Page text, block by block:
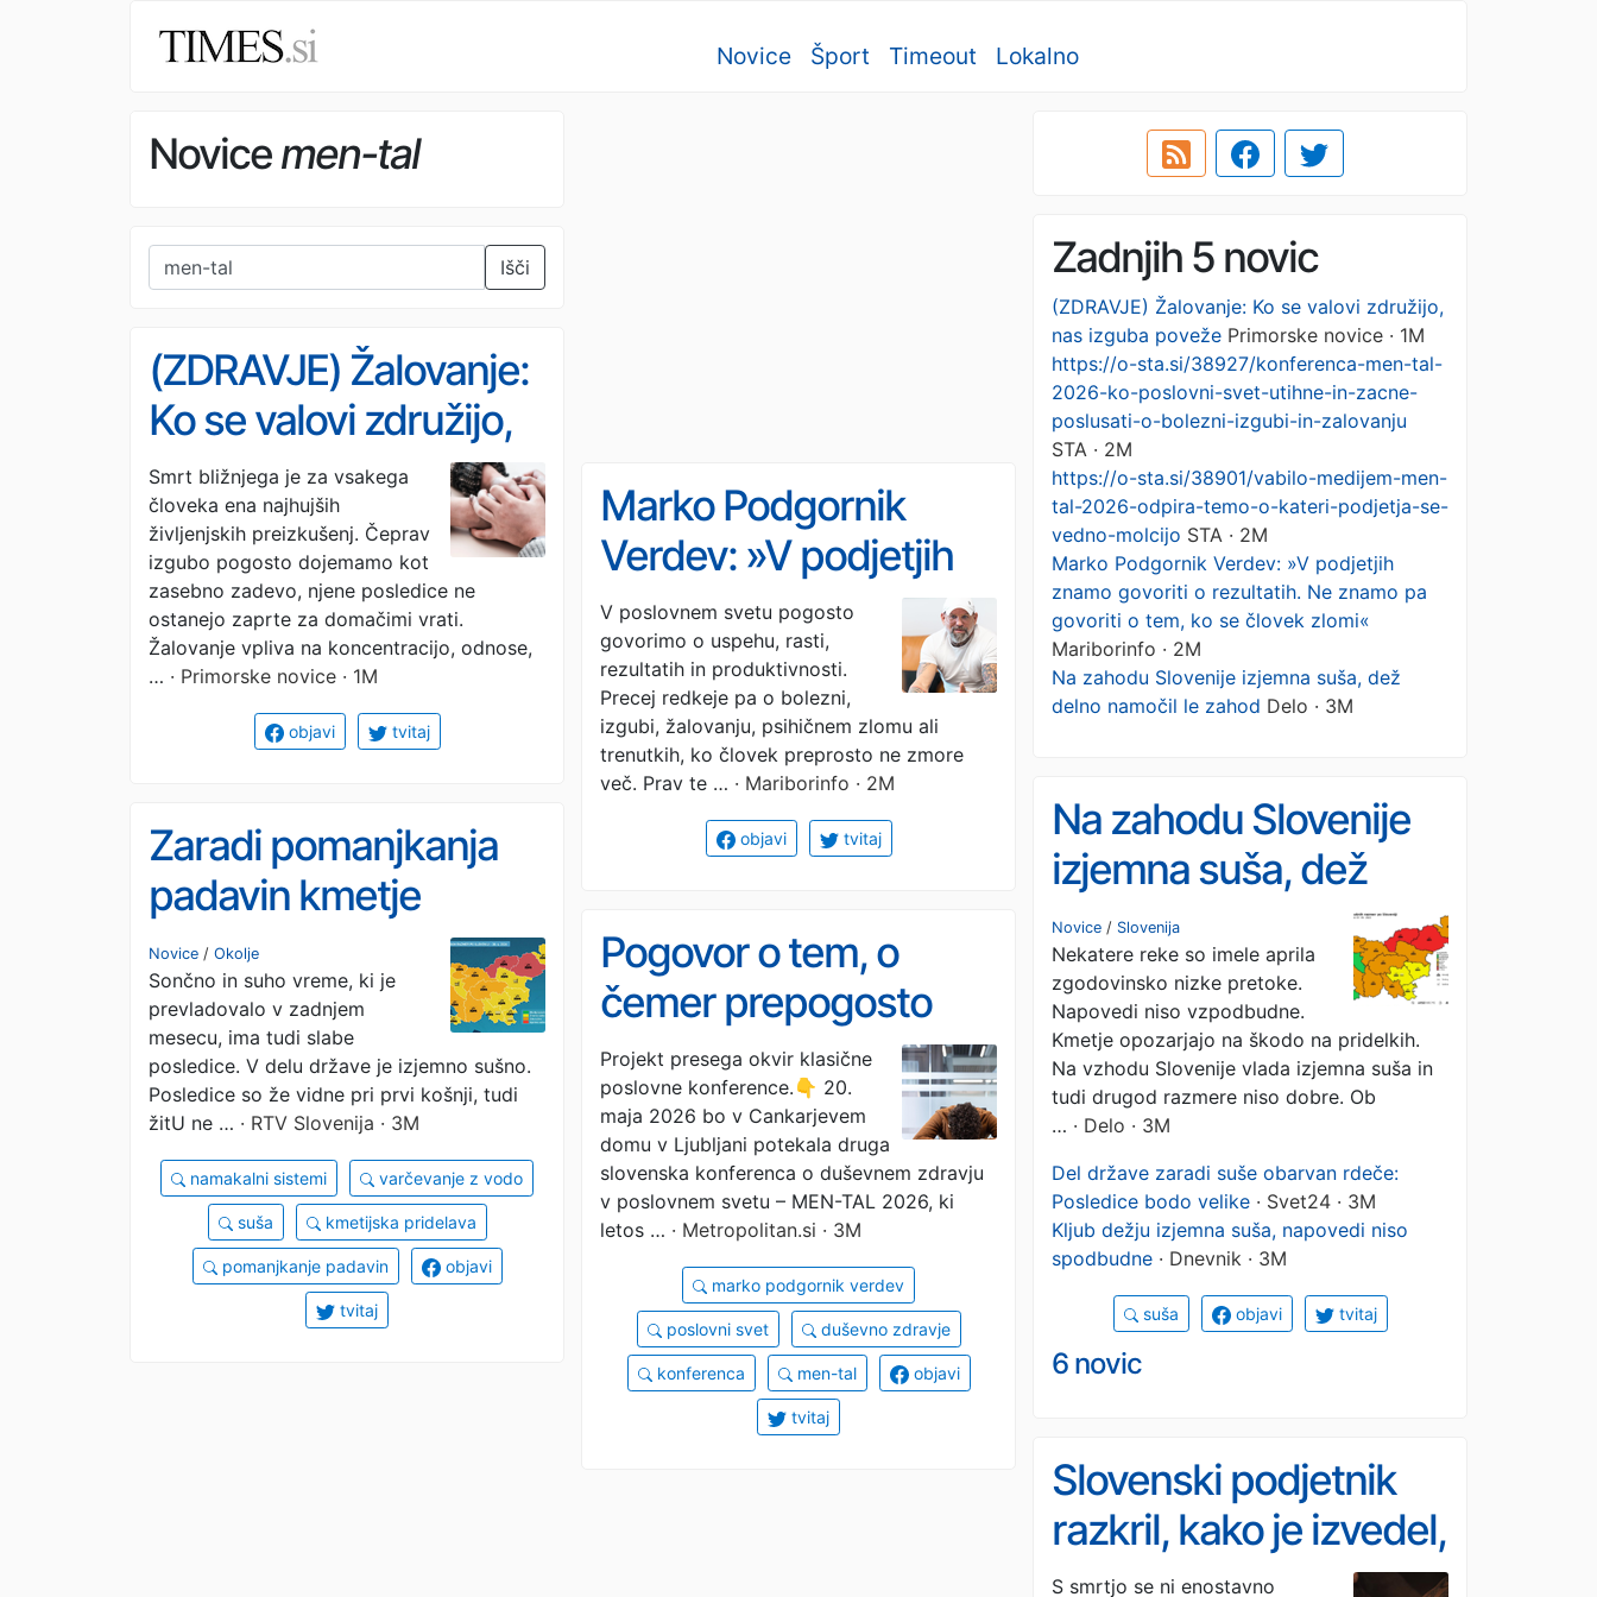
Novice Šport Timeout Lokalno
Novicemen-tal
Išči Zadnjih 5 novic
(ZDRAVJE) Žalovanje: Ko se valovi združijo,
nas izguba poveže Primorske novice · 1M
https://o-sta.si/38927/konferenca-men-tal-
2026-ko-poslovni-svet-utihne-in-zacne-
poslusati-o-bolezni-izgubi-in-zalovanju
STA · 2M
https://o-sta.si/38901/vabilo-medijem-men-
tal-2026-odpira-temo-o-kateri-podjetja-se-
vedno-molcijo STA · 2M
Marko Podgornik Verdev: »V podjetjih
znamo govoriti o rezultatih. Ne znamo pa
govoriti o tem, ko se človek zlomi«
Mariborinfo · 2M
Na zahodu Slovenije izjemna suša, dež
delno namočil le zahod Delo · 3M
(ZDRAVJE) Žalovanje:
Ko se valovi združijo,
nas izguba poveže
Smrt bližnjega je za vsakega
človeka ena najhujših
življenjskih preizkušenj. Čeprav
izgubo pogosto dojemamo kot
zasebno zadevo, njene posledice ne
ostanejo zaprte za domačimi vrati.
Žalovanje vpliva na koncentracijo, odnose,
… · Primorske novice · 1M
objavi tvitaj
Marko Podgornik
Verdev: »V podjetjih
znamo govoriti o
rezultatih. Ne znamo
pa govoriti o tem, ko
se človek zlomi«
V poslovnem svetu pogosto
govorimo o uspehu, rasti,
rezultatih in produktivnosti.
Precej redkeje pa o bolezni,
izgubi, žalovanju, psihičnem zlomu ali
trenutkih, ko človek preprosto ne zmore
več. Prav te … · Mariborinfo · 2M
objavi tvitaj
Na zahodu Slovenije
izjemna suša, dež
delno namočil le
zahod
Novice / Slovenija
Nekatere reke so imele aprila
zgodovinsko nizke pretoke.
Napovedi niso vzpodbudne.
Kmetje opozarjajo na škodo na pridelkih.
Na vzhodu Slovenije vlada izjemna suša in
tudi drugod razmere niso dobre. Ob
… · Delo · 3M
Del države zaradi suše obarvan rdeče:
Posledice bodo velike · Svet24 · 3M
Kljub dežju izjemna suša, napovedi niso
spodbudne · Dnevnik · 3M
suša objavi tvitaj
6 novic
Zaradi pomanjkanja
padavin kmetje
opozarjajo na težave s
sušo
Novice / Okolje
Sončno in suho vreme, ki je
prevladovalo v zadnjem
mesecu, ima tudi slabe
posledice. V delu države je izjemno sušno.
Posledice so že vidne pri prvi košnji, tudi
žitU ne … · RTV Slovenija · 3M
namakalni sistemi varčevanje z vodo
suša kmetijska pridelava
pomanjkanje padavin objavi
tvitaj
Pogovor o tem, o
čemer prepogosto
molčimo: pred vrati je
druga slovenska
konferenca o
duševnem zdravju v
poslovnem svetu
Projekt presega okvir klasične
poslovne konference.👇 20.
maja 2026 bo v Cankarjevem
domu v Ljubljani potekala druga
slovenska konferenca o duševnem zdravju
v poslovnem svetu – MEN-TAL 2026, ki
letos … · Metropolitan.si · 3M
marko podgornik verdev
poslovni svet duševno zdravje
konferenca men-tal objavi
tvitaj
Slovenski podjetnik
razkril, kako je izvedel,
da je okužen z
S smrtjo se ni enostavno